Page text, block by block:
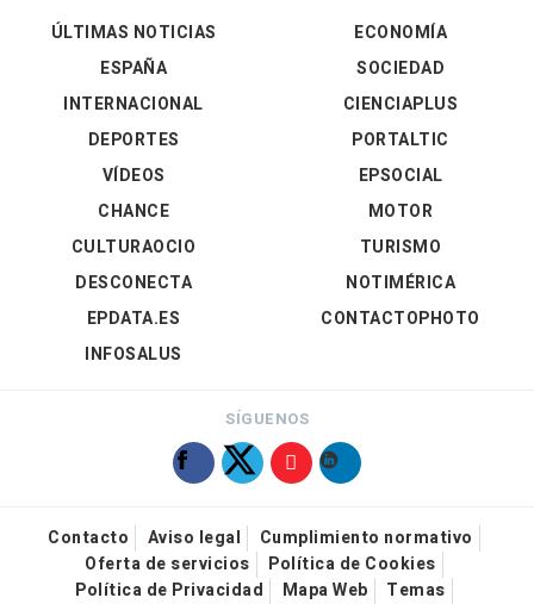
ÚLTIMAS NOTICIAS
ESPAÑA
INTERNACIONAL
DEPORTES
VÍDEOS
ECONOMÍA
SOCIEDAD
CIENCIAPLUS
PORTALTIC
EPSOCIAL
CHANCE
CULTURAOCIO
DESCONECTA
EPDATA.ES
INFOSALUS
MOTOR
TURISMO
NOTIMÉRICA
CONTACTOPHOTO
SÍGUENOS
Contacto Aviso legal
Cumplimiento normativo
Oferta de servicios
Política de Cookies
Política de Privacidad
Mapa Web Temas